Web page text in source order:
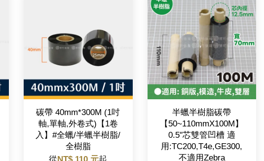
碳帶 40mm*300M (1吋
軸,單軸,外卷式)【1卷
入】#全蠟/半蠟半樹脂/
全樹脂
從NT$ 110 元起
半蠟半樹脂碳帶
【50~110mmX100M】
0.5"芯雙管凹槽 適
用:TC200,T4e,GE300,
不適用Zebra